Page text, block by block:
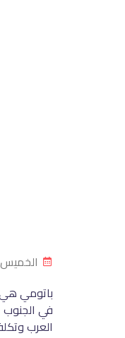
الخميس 23 مارس 2023
باتومي هي
في
العرب